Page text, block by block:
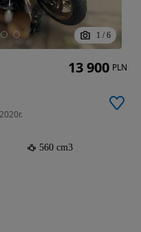
1 / 6
560 cm3
13 900 PLN